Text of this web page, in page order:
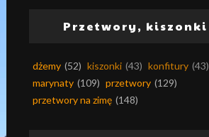
Przetwory, kiszonki
dżemy (52) kiszonki (43) konfitury (43)
marynaty (109) przetwory (129)
przetwory na zimę (148)